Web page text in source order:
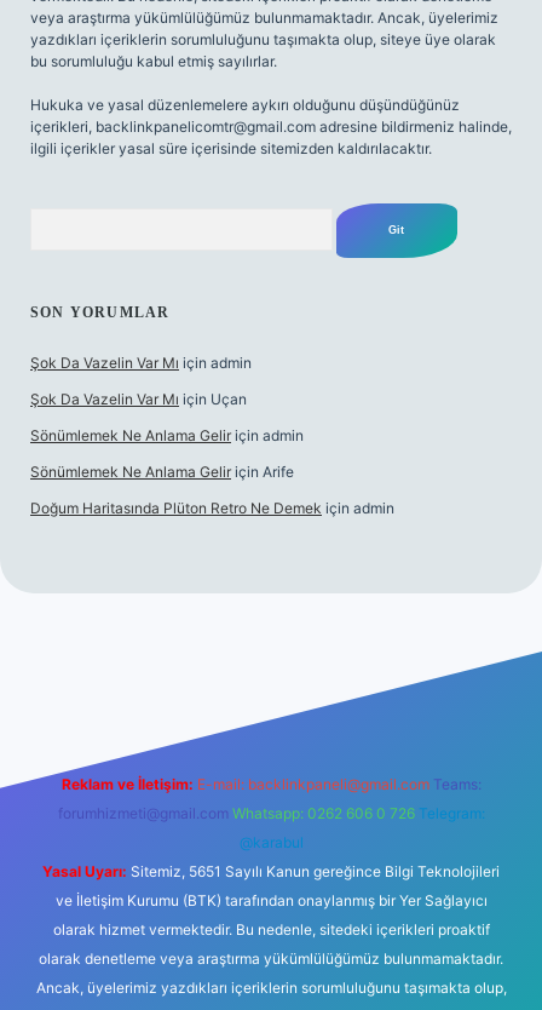
veya araştırma yükümlülüğümüz bulunmamaktadır. Ancak, üyelerimiz
yazdıkları içeriklerin sorumluluğunu taşımakta olup, siteye üye olarak
bu sorumluluğu kabul etmiş sayılırlar.
Hukuka ve yasal düzenlemelere aykırı olduğunu düşündüğünüz
içerikleri, backlinkpanelicomtr@gmail.com adresine bildirmeniz halinde,
ilgili içerikler yasal süre içerisinde sitemizden kaldırılacaktır.
SON YORUMLAR
Şok Da Vazelin Var Mı için admin
Şok Da Vazelin Var Mı için Uçan
Sönümlemek Ne Anlama Gelir için admin
Sönümlemek Ne Anlama Gelir için Arife
Doğum Haritasında Plüton Retro Ne Demek için admin
Reklam ve İletişim: E-mail: backlinkpaneli@gmail.com Teams:
forumhizmeti@gmail.com Whatsapp: 0262 606 0 726 Telegram:
@karabul
Yasal Uyarı: Sitemiz, 5651 Sayılı Kanun gereğince Bilgi Teknolojileri
ve İletişim Kurumu (BTK) tarafından onaylanmış bir Yer Sağlayıcı
olarak hizmet vermektedir. Bu nedenle, sitedeki içerikleri proaktif
olarak denetleme veya araştırma yükümlülüğümüz bulunmamaktadır.
Ancak, üyelerimiz yazdıkları içeriklerin sorumluluğunu taşımakta olup,